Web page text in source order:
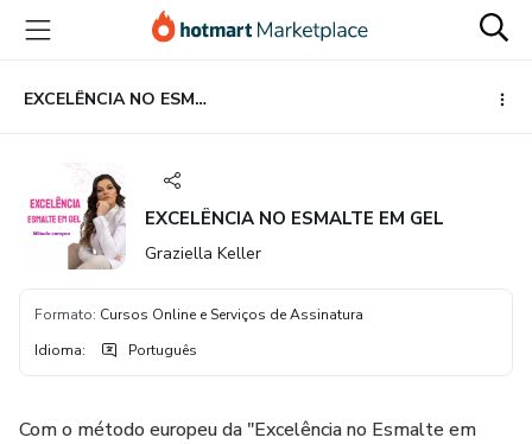
para
conteúdo
principal
para
pagamento
para
rodapé
EXCELÊNCIA NO ESMALTE EM GEL
EXCELÊNCIA NO ESMALTE EM GEL
Graziella Keller
Formato: Cursos Online e Serviços de Assinatura
Idioma: Português
Com o método europeu da "Excelência no Esmalte em